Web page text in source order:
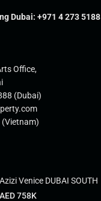
Dubai: +971 4 273 5188
Office,
(Dubai)
Azizi Venice DUBAI SOUTH
AED 758K